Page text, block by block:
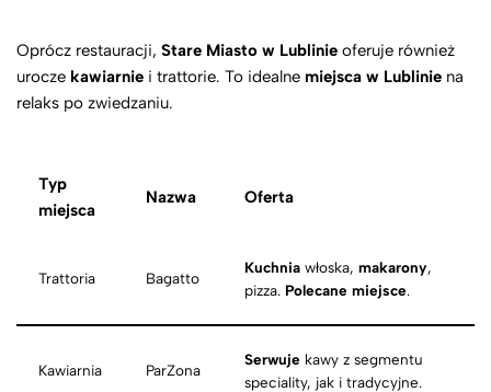
Oprócz restauracji, Stare Miasto w Lublinie oferuje również
urocze kawiarnie i trattorie. To idealne miejsca w Lublinie na
relaks po zwiedzaniu.
Typ
miejsca
Nazwa Oferta
Trattoria Bagatto
Kuchnia włoska, makarony,
pizza. Polecane miejsce.
Kawiarnia ParZona
Serwuje kawy z segmentu
speciality, jak i tradycyjne.